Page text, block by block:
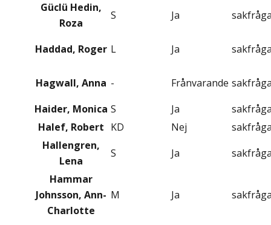
Güclü Hedin,
Roza
S Ja
Haddad, Roger L Ja
Hagwall, Anna - Frånvarande
Haider, Monica S Ja
Halef, Robert KD Nej
Hallengren,
Lena
S Ja
Hammar
Johnsson, Ann-
Charlotte
M Ja